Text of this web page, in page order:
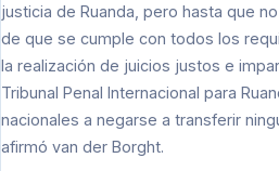
justicia de Ruanda, pero hasta que
de que se cumple con todos los
la realización de juicios justos e
Tribunal Penal Internacional para
nacionales a negarse a transferir
afirmó van der Borght.